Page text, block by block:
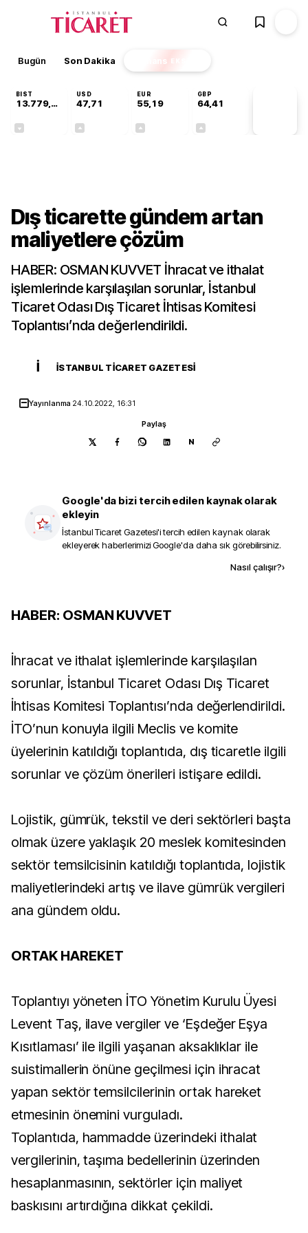
Bugün Son Dakika Finans EKSTRA
BIST
13.779,39
USD
47,71
EUR
55,19
GBP
64,41
Dış ticarette gündem artan
maliyetlere çözüm
HABER: OSMAN KUVVET İhracat ve ithalat
işlemlerinde karşılaşılan sorunlar, İstanbul
Ticaret Odası Dış Ticaret İhtisas Komitesi
Toplantısı’nda değerlendirildi.
İ İSTANBUL TICARET GAZETESI
Yayınlanma 24.10.2022, 16:31
Paylaş
N
Google'da bizi tercih edilen kaynak olarak
ekleyin
İstanbul Ticaret Gazetesi'i tercih edilen kaynak olarak
ekleyerek haberlerimizi Google'da daha sık görebilirsiniz.
Nasıl çalışır?›
HABER: OSMAN KUVVET
İhracat ve ithalat işlemlerinde karşılaşılan
sorunlar, İstanbul Ticaret Odası Dış Ticaret
İhtisas Komitesi Toplantısı’nda değerlendirildi.
İTO’nun konuyla ilgili Meclis ve komite
üyelerinin katıldığı toplantıda, dış ticaretle ilgili
sorunlar ve çözüm önerileri istişare edildi.
Lojistik, gümrük, tekstil ve deri sektörleri başta
olmak üzere yaklaşık 20 meslek komitesinden
sektör temsilcisinin katıldığı toplantıda, lojistik
maliyetlerindeki artış ve ilave gümrük vergileri
ana gündem oldu.
ORTAK HAREKET
Toplantıyı yöneten İTO Yönetim Kurulu Üyesi
Levent Taş, ilave vergiler ve ‘Eşdeğer Eşya
Kısıtlaması’ ile ilgili yaşanan aksaklıklar ile
suistimallerin önüne geçilmesi için ihracat
yapan sektör temsilcilerinin ortak hareket
etmesinin önemini vurguladı.
Toplantıda, hammadde üzerindeki ithalat
vergilerinin, taşıma bedellerinin üzerinden
hesaplanmasının, sektörler için maliyet
baskısını artırdığına dikkat çekildi.